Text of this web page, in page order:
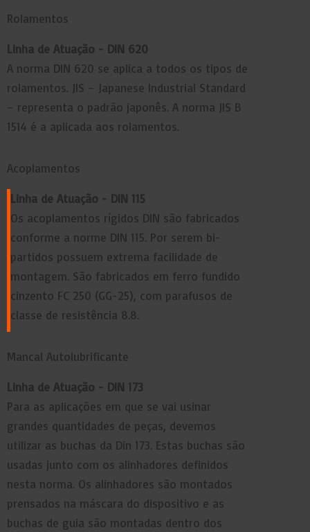
Linha de Atuação - DIN 620
A norma DIN 620 se aplica a todos os tipos de
rolamentos. JIS – Japanese Industrial Standard
– representa o padrão japonês. A norma JIS B
1514 é a aplicada aos rolamentos.
Rolamentos
Linha de Atuação - DIN 115
Os acoplamentos rígidos DIN são fabricados
conforme a norme DIN 115. Por serem bi-
partidos possuem extrema facilidade de
montagem. São fabricados em ferro fundido
cinzento FC 250 (GG-25), com parafusos de
classe de resistência 8.8.
Acoplamentos
Linha de Atuação - DIN 173
Para as aplicações em que se vai usinar
grandes quantidades de peças, devemos
utilizar as buchas da Din 173. Estas buchas são
usadas junto com os alinhadores definidos
nesta norma. Os alinhadores são montados
prensados na máscara do dispositivo e as
buchas de guia são montadas dentro dos
Mancal Autolubrificante